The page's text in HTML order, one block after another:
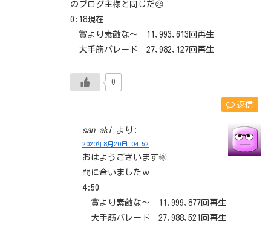
のブログ主様と同じだ😥
0:18現在
賞より素敵な～ 11,993,613回再生
大手筋パレード 27,982,127回再生
0
返信
san aki より:
2020年8月20日 04:52
おはようございます🌞
間に合いましたｗ
4:50
賞より素敵な～ 11,999,877回再生
大手筋パレード 27,988,521回再生